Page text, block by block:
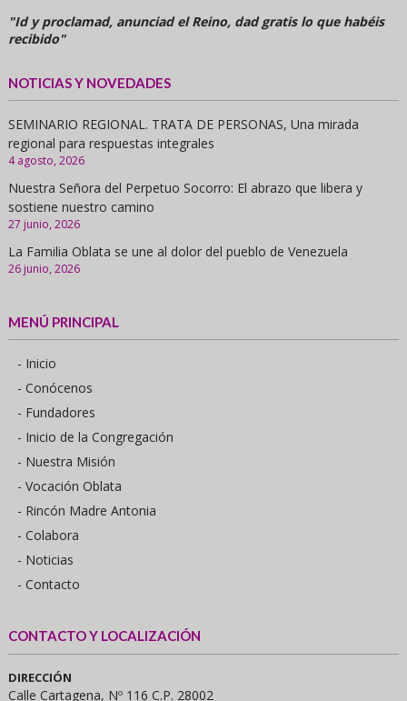
"Id y proclamad, anunciad el Reino, dad gratis lo que habéis
recibido"
NOTICIAS Y NOVEDADES
SEMINARIO REGIONAL. TRATA DE PERSONAS, Una mirada
regional para respuestas integrales
4 agosto, 2026
Nuestra Señora del Perpetuo Socorro: El abrazo que libera y
sostiene nuestro camino
27 junio, 2026
La Familia Oblata se une al dolor del pueblo de Venezuela
26 junio, 2026
MENÚ PRINCIPAL
- Inicio
- Conócenos
- Fundadores
- Inicio de la Congregación
- Nuestra Misión
- Vocación Oblata
- Rincón Madre Antonia
- Colabora
- Noticias
- Contacto
CONTACTO Y LOCALIZACIÓN
DIRECCIÓN
Calle Cartagena, Nº 116 C.P. 28002